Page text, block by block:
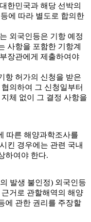
한민국과 해당 선박의
에 따라 별도로 합의한
외국인등은 기항 예정
사항을 포함한 기항계
장관에게 제출하여야
항 허가의 신청을 받은
의하여 그 신청일부터
체 없이 그 결정 사항을
따른 해양과학조사를
킨 경우에는 관련 국내
하여야 한다.
발생 불인정) 외국인등
거로 관할해역의 해양
에 관한 권리를 주장할